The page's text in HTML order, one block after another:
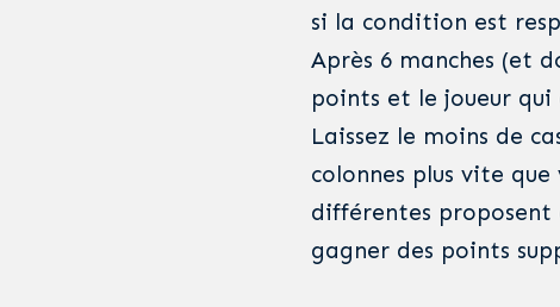
si la condition est
Après 6 manches (et
points et le joueur qui
Laissez le moins de
colonnes plus vite
différentes proposent
gagner des points